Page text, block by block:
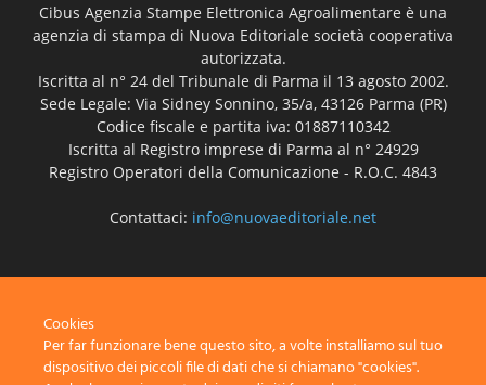
Cibus Agenzia Stampe Elettronica Agroalimentare è una
agenzia di stampa di Nuova Editoriale società cooperativa
autorizzata.
Iscritta al n° 24 del Tribunale di Parma il 13 agosto 2002.
Sede Legale: Via Sidney Sonnino, 35/a, 43126 Parma (PR)
Codice fiscale e partita iva: 01887110342
Iscritta al Registro imprese di Parma al n° 24929
Registro Operatori della Comunicazione - R.O.C. 4843
Contattaci: info@nuovaeditoriale.net
Cookies
Per far funzionare bene questo sito, a volte installiamo sul tuo
dispositivo dei piccoli file di dati che si chiamano "cookies".